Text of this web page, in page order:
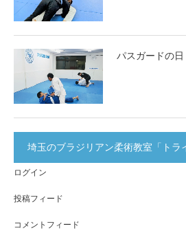
パスガードの日
埼玉のブラジリアン柔術教室「トラ
体験実施中！
ログイン
投稿フィード
コメントフィード